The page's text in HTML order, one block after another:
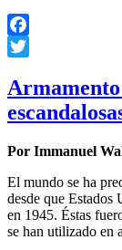
Facebook
Por Immanuel
El mundo se ha
desde que Estados
en 1945. Éstas
se han utilizado en